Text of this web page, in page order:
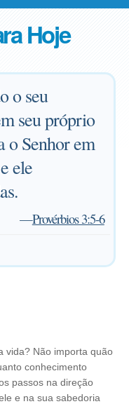
Hoje
o seu
seu próprio
o Senhor em
ele
—Provérbios 3:5-6
vida? Não importa quão
conhecimento
passos na direção
e na sua sabedoria